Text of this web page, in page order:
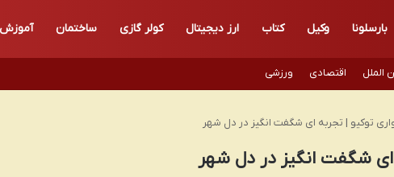
بارسلونا وکیل کتاب ارز دیجیتال کولر گازی ساختمان آموزش
الملل اقتصادی ورزشی
توکیو | تجربه ای شگفت انگیز در دل شهر
شگفت انگیز در دل شهر